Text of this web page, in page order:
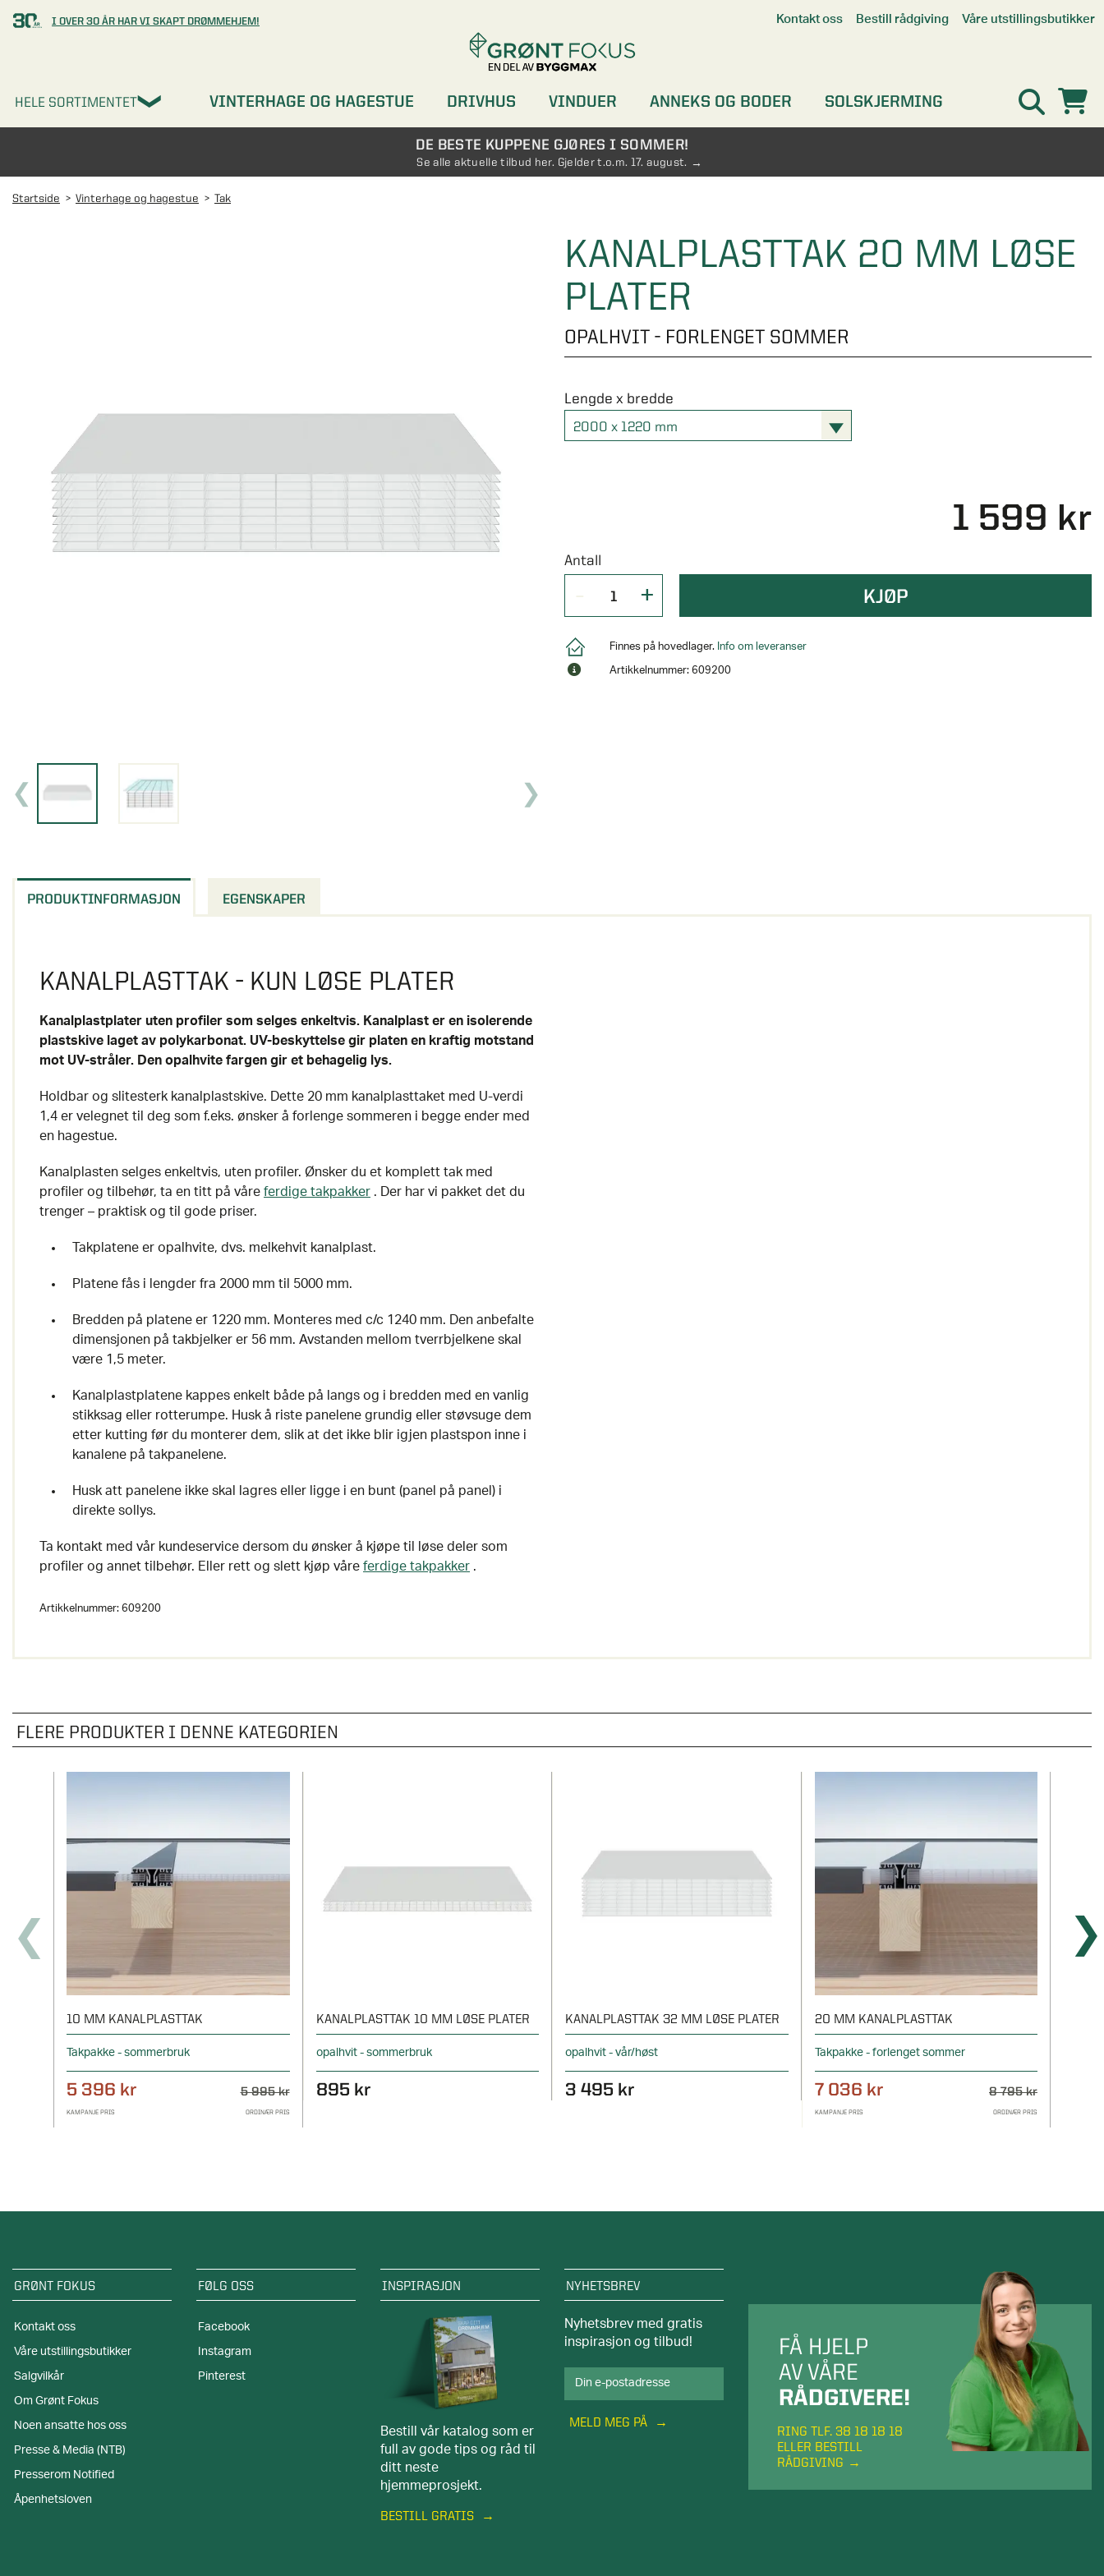
I OVER 30 ÅR HAR VI SKAPT DRØMMEHJEM! Kontakt oss Bestill rådgiving Våre utstillingsbutikker
Kristiansand
HELE SORTIMENTET VINTERHAGE OG HAGESTUE DRIVHUS VINDUER ANNEKS OG BODER
SOLSKJERMING
DØRER
GARDEROBER
DE BESTE KUPPENE GJØRES I SOMMER!
Se alle aktuelle tilbud her. Gjelder t.o.m. 17. august.
Startside Vinterhage og hagestue Tak
KANALPLASTTAK 20 MM LØSE
PLATER
OPALHVIT - FORLENGET SOMMER
Lengde x bredde
2000 x 1220 mm
1 599 kr
Antall
KJØP
Finnes på hovedlager. Info om leveranser
Artikkelnummer: 609200
PRODUKTINFORMASJON EGENSKAPER
KANALPLASTTAK - KUN LØSE PLATER
Kanalplastplater uten profiler som selges enkeltvis. Kanalplast er en isolerende
plastskive laget av polykarbonat. UV-beskyttelse gir platen en kraftig motstand
mot UV-stråler. Den opalhvite fargen gir et behagelig lys.
Holdbar og slitesterk kanalplastskive. Dette 20 mm kanalplasttaket med U-verdi
1,4 er velegnet til deg som f.eks. ønsker å forlenge sommeren i begge ender med
en hagestue.
Kanalplasten selges enkeltvis, uten profiler. Ønsker du et komplett tak med
profiler og tilbehør, ta en titt på våre ferdige takpakker . Der har vi pakket det du
trenger – praktisk og til gode priser.
Takplatene er opalhvite, dvs. melkehvit kanalplast.
Platene fås i lengder fra 2000 mm til 5000 mm.
Bredden på platene er 1220 mm. Monteres med c/c 1240 mm. Den anbefalte
dimensjonen på takbjelker er 56 mm. Avstanden mellom tverrbjelkene skal
være 1,5 meter.
Kanalplastplatene kappes enkelt både på langs og i bredden med en vanlig
stikksag eller rotterumpe. Husk å riste panelene grundig eller støvsuge dem
etter kutting før du monterer dem, slik at det ikke blir igjen plastspon inne i
kanalene på takpanelene.
Husk att panelene ikke skal lagres eller ligge i en bunt (panel på panel) i
direkte sollys.
Ta kontakt med vår kundeservice dersom du ønsker å kjøpe til løse deler som
profiler og annet tilbehør. Eller rett og slett kjøp våre ferdige takpakker .
Artikkelnummer: 609200
FLERE PRODUKTER I DENNE KATEGORIEN
10 MM KANALPLASTTAK
Takpakke - sommerbruk
5 396 kr 5 995 kr
KAMPANJE PRIS ORDINÆR PRIS
KANALPLASTTAK 10 MM LØSE PLATER
opalhvit - sommerbruk
895 kr
KANALPLASTTAK 32 MM LØSE PLATER
opalhvit - vår/høst
3 495 kr
20 MM KANALPLASTTAK
Takpakke - forlenget sommer
7 036 kr 8 795 kr
KAMPANJE PRIS ORDINÆR PRIS
GRØNT FOKUS
Kontakt oss
Våre utstillingsbutikker
Salgvilkår
Om Grønt Fokus
Noen ansatte hos oss
Presse & Media (NTB)
Presserom Notified
Åpenhetsloven
FØLG OSS
Facebook
Instagram
Pinterest
INSPIRASJON
Bestill vår katalog som er
full av gode tips og råd til
ditt neste
hjemmeprosjekt.
BESTILL GRATIS
NYHETSBREV
Nyhetsbrev med gratis
inspirasjon og tilbud!
MELD MEG PÅ
FÅ HJELP
AV VÅRE
RÅDGIVERE!
RING TLF. 38 18 18 18
ELLER BESTILL
RÅDGIVING